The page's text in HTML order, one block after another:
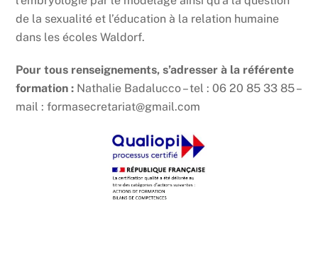
de la sexualité et l’éducation à la relation humaine
dans les écoles Waldorf.
Pour tous renseignements, s’adresser à la référente
formation : Nathalie Badalucco – tel : 06 20 85 33 85 –
mail : formasecretariat@gmail.com